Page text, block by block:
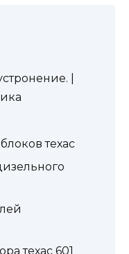
|
техас
техас 601